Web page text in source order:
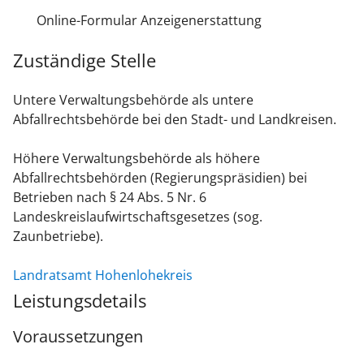
Online-Formular Anzeigenerstattung
Zuständige Stelle
Untere Verwaltungsbehörde als untere
Abfallrechtsbehörde bei den Stadt- und Landkreisen.
Höhere Verwaltungsbehörde als höhere
Abfallrechtsbehörden (Regierungspräsidien) bei
Betrieben nach § 24 Abs. 5 Nr. 6
Landeskreislaufwirtschaftsgesetzes (sog.
Zaunbetriebe).
Landratsamt Hohenlohekreis
Leistungsdetails
Voraussetzungen